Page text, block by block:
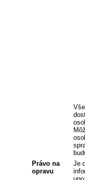
Právo na
opravu
Je